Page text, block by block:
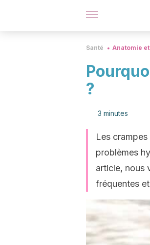
Santé Anatomie
?
3 minutes
Les
problèmes
article, nous
fréquentes